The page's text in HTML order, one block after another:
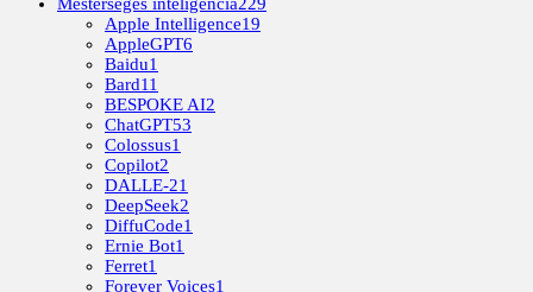
Mesterséges inteligencia229
Apple Intelligence19
AppleGPT6
Baidu1
Bard11
BESPOKE AI2
ChatGPT53
Colossus1
Copilot2
DALLE-21
DeepSeek2
DiffuCode1
Ernie Bot1
Ferret1
Forever Voices1